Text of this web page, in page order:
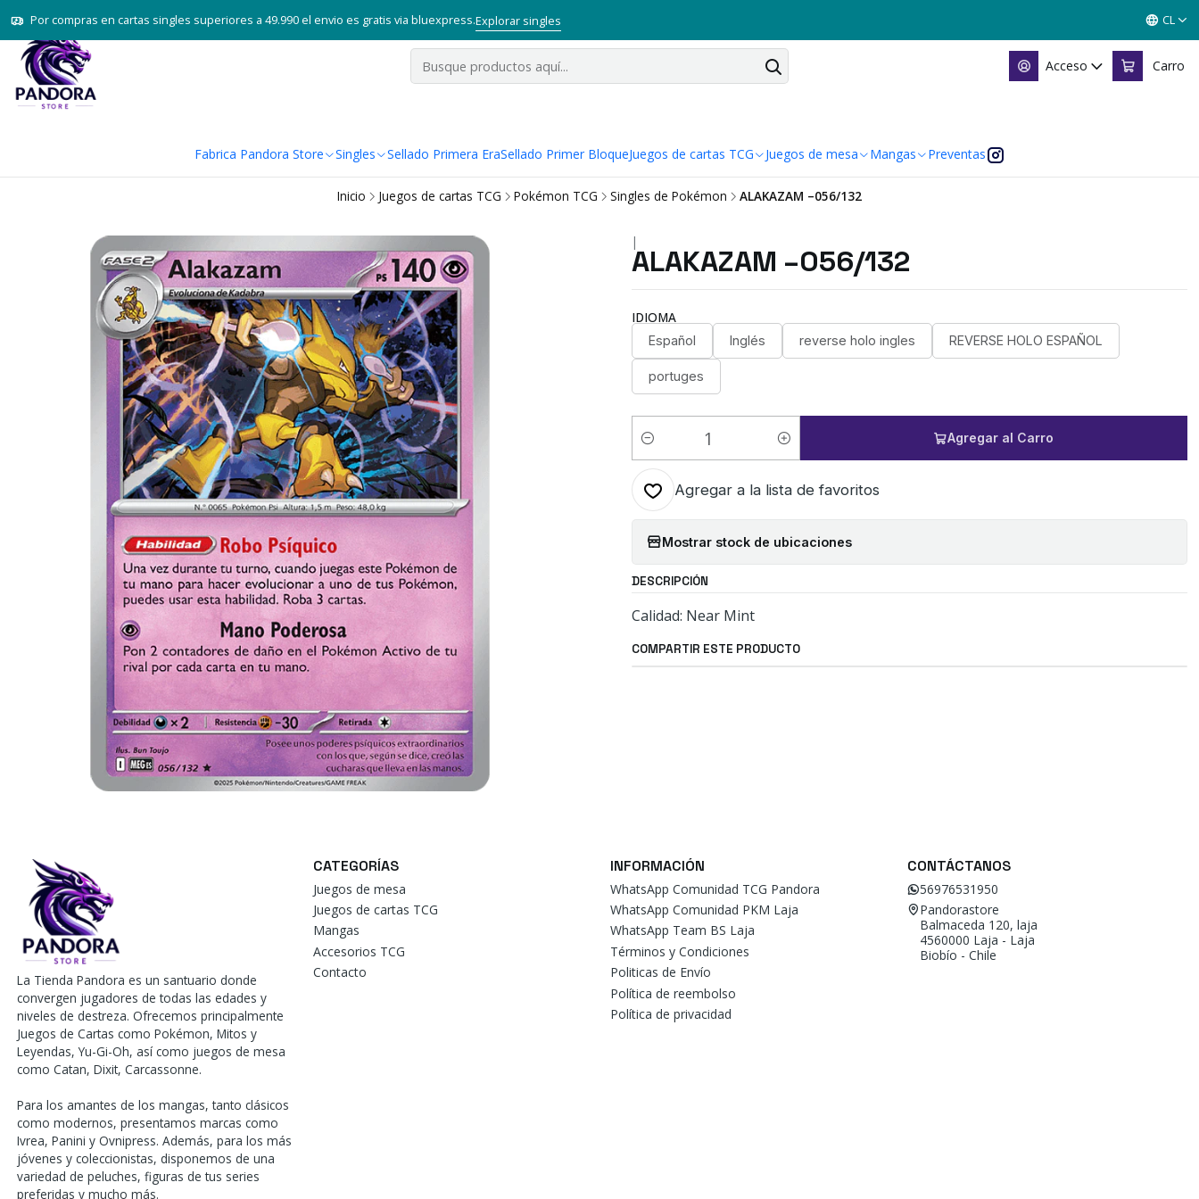
Acceso Carro
Fabrica Pandora Store Singles Sellado Primera EraSellado Primer BloqueJuegos de cartas TCG Juegos de mesa Mangas Preventas
Por compras en cartas singles superiores a 49.990 el envio es gratis via bluexpress.Explorar singles CL
Inicio Juegos de cartas TCG Pokémon TCG Singles de Pokémon ALAKAZAM –056/132
|
ALAKAZAM –056/132
IDIOMA
Español Inglés reverse holo ingles REVERSE HOLO ESPAÑOL
portuges
Cantidad
Agregar al Carro
Agregar a la lista de favoritos
Mostrar stock de ubicaciones
DESCRIPCIÓN
Calidad: Near Mint
COMPARTIR ESTE PRODUCTO
La Tienda Pandora es un santuario donde
convergen jugadores de todas las edades y
niveles de destreza. Ofrecemos principalmente
Juegos de Cartas como Pokémon, Mitos y
Leyendas, Yu-Gi-Oh, así como juegos de mesa
como Catan, Dixit, Carcassonne.
Para los amantes de los mangas, tanto clásicos
como modernos, presentamos marcas como
Ivrea, Panini y Ovnipress. Además, para los más
jóvenes y coleccionistas, disponemos de una
variedad de peluches, figuras de tus series
preferidas y mucho más.
CATEGORÍAS
Juegos de mesa
Juegos de cartas TCG
Mangas
Accesorios TCG
Contacto
INFORMACIÓN
WhatsApp Comunidad TCG Pandora
WhatsApp Comunidad PKM Laja
WhatsApp Team BS Laja
Términos y Condiciones
Politicas de Envío
Política de reembolso
Política de privacidad
CONTÁCTANOS
56976531950
Pandorastore
Balmaceda 120, laja
4560000 Laja - Laja
Biobío - Chile